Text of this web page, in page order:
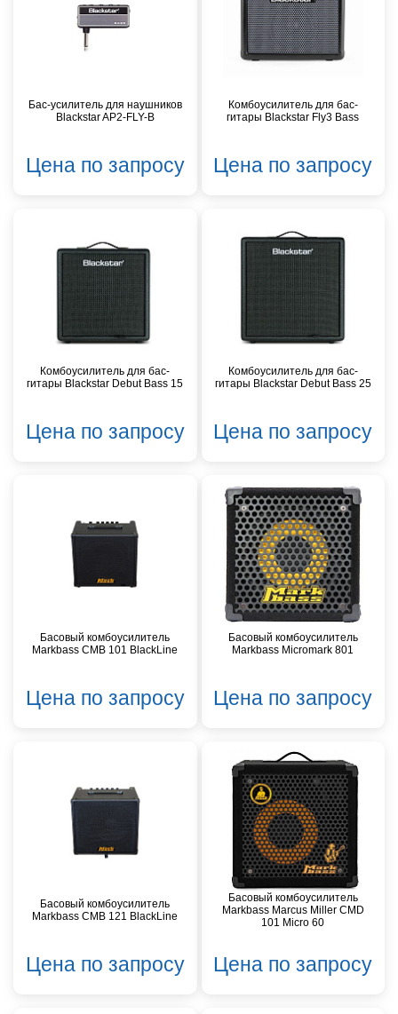
Бас-усилитель для наушников
Blackstar AP2-FLY-B
Цена по запросу
Комбоусилитель для бас-
гитары Blackstar Fly3 Bass
Цена по запросу
Комбоусилитель для бас-
гитары Blackstar Debut Bass 15
Цена по запросу
Комбоусилитель для бас-
гитары Blackstar Debut Bass 25
Цена по запросу
Басовый комбоусилитель
Markbass CMB 101 BlackLine
Цена по запросу
Басовый комбоусилитель
Markbass Micromark 801
Цена по запросу
Басовый комбоусилитель
Markbass CMB 121 BlackLine
Цена по запросу
Басовый комбоусилитель
Markbass Marcus Miller CMD
101 Micro 60
Цена по запросу